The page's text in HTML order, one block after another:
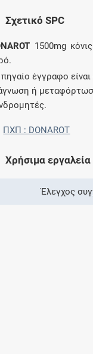
Σχετικό SPC
1500mg
έγγραφο
ή
ΠΧΠ : DONAROT
Χρήσιμα εργαλεία
Έλεγχος